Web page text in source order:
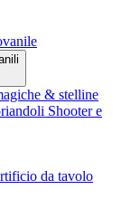
& stelline
Shooter e
da tavolo